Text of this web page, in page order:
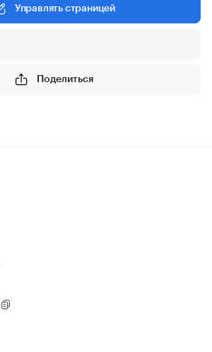
Управлять страницей
Поделиться